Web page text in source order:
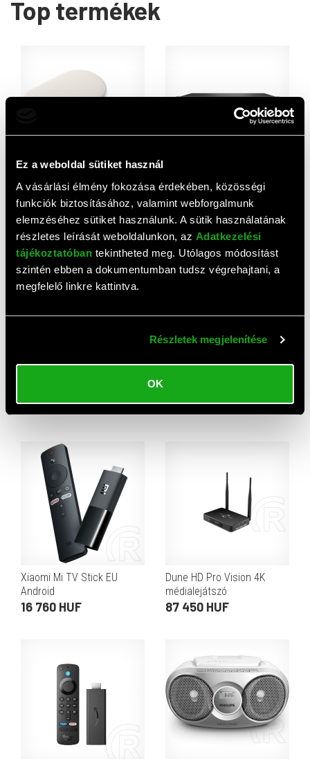
Ez a weboldal sütiket használ
A vásárlási élmény fokozása érdekében, közösségi
funkciók biztosításához, valamint webforgalmunk
elemzéséhez sütiket használunk. A sütik használatának
részletes leírását weboldalunkon, az Adatkezelési
tájékoztatóban tekintheted meg. Utólagos módosítást
szintén ebben a dokumentumban tudsz végrehajtani, a
megfelelő linkre kattintva.
Részletek megjelenítése
OK
Top termékek
Google TV Streamer (4K,
43 170 HUF
Dune HD Ultra Vision 4K
médialejátszó
649 500 HUF
médialejátszó
23 750 HUF
T2/H.265 tuner, 32 MB
6 970 HUF
Xiaomi Mi TV Stick EU
Android
16 760 HUF
Dune HD Pro Vision 4K
médialejátszó
87 450 HUF